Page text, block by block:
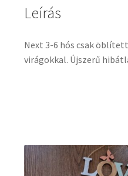
Leírás
Next 3-6 hós csak
virágokkal. Újszerű